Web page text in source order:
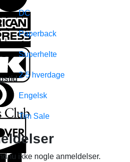
DC
Paperback
Superhelte
2-5 hverdage
Engelsk
Tim Sale
ikke nogle anmeldelser.